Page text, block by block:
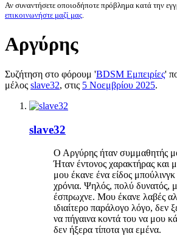
Αν συναντήσετε οποιοδήποτε πρόβλημα κατά την
επικοινωνήστε μαζί μας.
Αργύρης
Συζήτηση στο φόρουμ 'BDSM Εμπειρίες'
μέλος slave32, στις 5 Νοεμβρίου 2025.
slave32
Ο Αργύρης ήταν συμμαθητής
Ήταν έντονος χαρακτήρας και
μου έκανε ένα είδος μπούλινγκ
χρόνια. Ψηλός, πολύ δυνατός,
έσπρωχνε. Μου έκανε λαβές
ιδιαίτερο παράλογο λόγο, δεν
να πήγαινα κοντά του να μου
δεν ήξερα τίποτα για εμένα.